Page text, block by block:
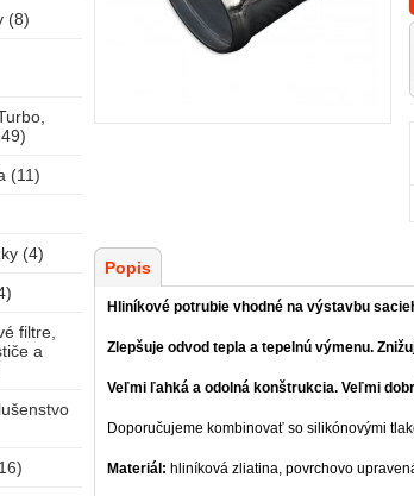
(8)
(11)
(4)
filtre,
a
Popis
Hliníkové potrubie vhodné na výstavbu
Zlepšuje odvod tepla a tepelnú výmenu.
Veľmi ľahká a odolná konštrukcia. Veľmi
Doporučujeme kombinovať so silikónovými
Materiál: hliníková zliatina, povrchovo